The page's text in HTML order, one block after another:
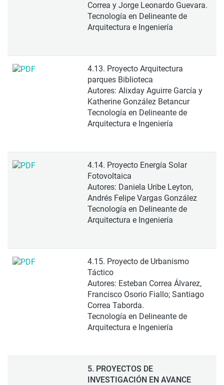
Correa y Jorge Leonardo Guevara.
Tecnología en Delineante de
Arquitectura e Ingeniería
4.13. Proyecto Arquitectura
parques Biblioteca
Autores: Alixday Aguirre García y
Katherine González Betancur
Tecnología en Delineante de
Arquitectura e Ingeniería
4.14. Proyecto Energía Solar
Fotovoltaica
Autores: Daniela Uribe Leyton,
Andrés Felipe Vargas González
Tecnología en Delineante de
Arquitectura e Ingeniería
4.15. Proyecto de Urbanismo
Táctico
Autores: Esteban Correa Álvarez,
Francisco Osorio Fiallo; Santiago
Correa Taborda.
Tecnología en Delineante de
Arquitectura e Ingeniería
5. PROYECTOS DE
INVESTIGACIÓN EN AVANCE